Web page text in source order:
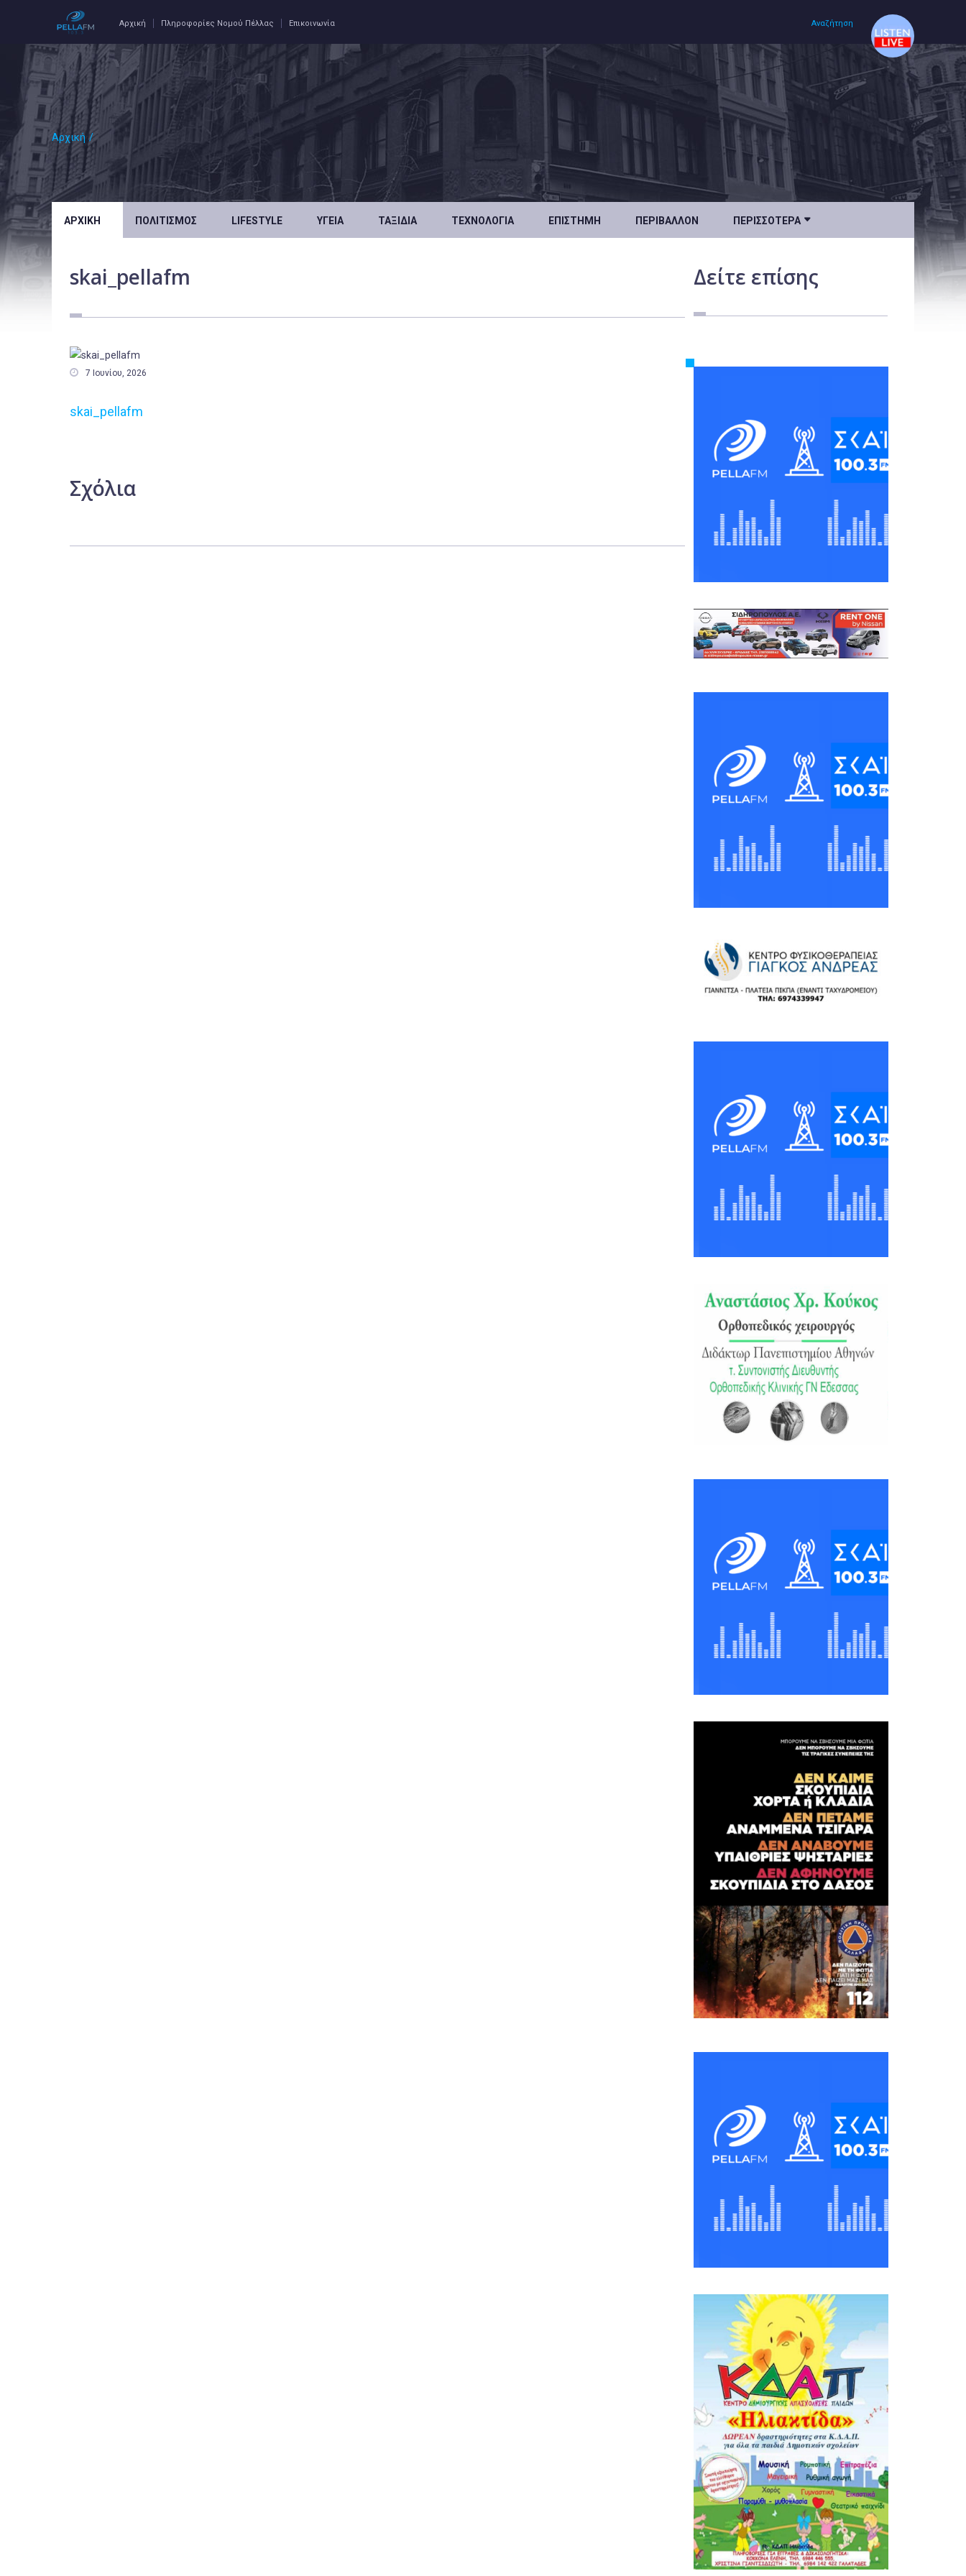
Αρχική Πληροφορίες Νομού Πέλλας Επικοινωνία Αναζήτηση
Αρχική /
ΑΡΧΙΚΉ ΠΟΛΙΤΙΣΜΌΣ LIFESTYLE ΥΓΕΊΑ ΤΑΞΊΔΙΑ ΤΕΧΝΟΛΟΓΊΑ ΕΠΙΣΤΉΜΗ ΠΕΡΙΒΆΛΛΟΝ ΠΕΡΙΣΣΌΤΕΡΑ 
skai_pellafm
 7 Ιουνίου, 2026
skai_pellafm
Σχόλια
Δείτε επίσης
Αρχική
Πολιτισμός
Υγεία
Ταξίδια
Επιστήμη
Περιβάλλον
Αγροτικά
Οικονομία
Πολιτική
Αθλητικά
Αστυνομικό Δελτίο